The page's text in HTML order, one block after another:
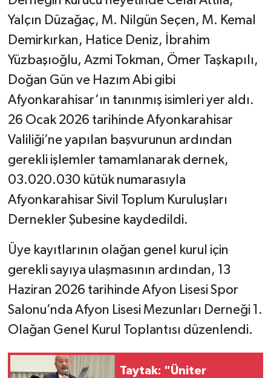
Yalçın Düzağaç, M. Nilgün Seçen, M. Kemal
Demirkırkan, Hatice Deniz, İbrahim
Yüzbaşıoğlu, Azmi Tokman, Ömer Taşkapılı,
Doğan Gün ve Hazım Abi gibi
Afyonkarahisar’ın tanınmış isimleri yer aldı.
26 Ocak 2026 tarihinde Afyonkarahisar
Valiliği’ne yapılan başvurunun ardından
gerekli işlemler tamamlanarak dernek,
03.020.030 kütük numarasıyla
Afyonkarahisar Sivil Toplum Kuruluşları
Dernekler Şubesine kaydedildi.
Üye kayıtlarının olağan genel kurul için
gerekli sayıya ulaşmasının ardından, 13
Haziran 2026 tarihinde Afyon Lisesi Spor
Salonu’nda Afyon Lisesi Mezunları Derneği 1.
Olağan Genel Kurul Toplantısı düzenlendi.
Taytak: "Üniter